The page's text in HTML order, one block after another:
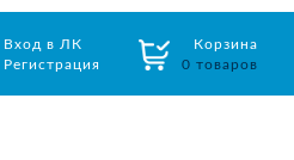
Вход в ЛК
Регистрация
Корзина
0 товаров